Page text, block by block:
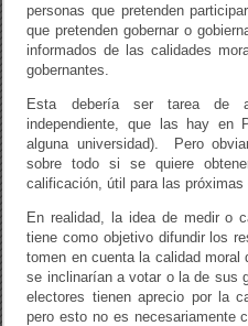
personas que pretenden
que pretenden gobernar o
informados de las calidades
gobernantes.
Esta debería ser tarea de
independiente, que las hay en
alguna universidad). Pero
sobre todo si se quiere
calificación, útil para las próximas
En realidad, la idea de medir o
tiene como objetivo difundir los
tomen en cuenta la calidad
se inclinarían a votar o la de sus
electores tienen aprecio por la
pero esto no es necesariamente